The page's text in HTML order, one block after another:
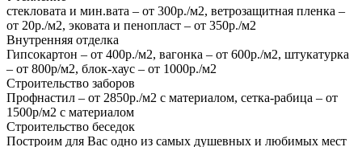
стекловата и мин.вата – от 300р./м2, ветрозащитная пленка –
от 20р./м2, эковата и пенопласт – от 350р./м2
Внутренняя отделка
Гипсокартон – от 400р./м2, вагонка – от 600р./м2, штукатурка
– от 800р/м2, блок-хаус – от 1000р./м2
Строительство заборов
Профнастил – от 2850р./м2 с материалом, сетка-рабица – от
1500р/м2 с материалом
Строительство беседок
Построим для Вас одно из самых душевных и любимых мест